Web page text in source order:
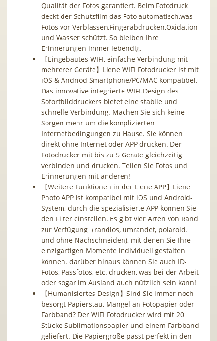
Qualität der Fotos garantiert. Beim Fotodruck
deckt der Schutzfilm das Foto automatisch,was
Fotos vor Verblassen,Fingerabdrücken,Oxidation
und Wasser schützt. So bleiben Ihre
Erinnerungen immer lebendig.
【Eingebautes WIFI, einfache Verbindung mit
mehrerer Geräte】Liene WIFI Fotodrucker ist mit
iOS & Andriod Smartphone/PC/MAC kompatibel.
Das innovative integrierte WIFI-Design des
Sofortbilddruckers bietet eine stabile und
schnelle Verbindung. Machen Sie sich keine
Sorgen mehr um die komplizierten
Internetbedingungen zu Hause. Sie können
direkt ohne Internet oder APP drucken. Der
Fotodrucker mit bis zu 5 Geräte gleichzeitig
verbinden und drucken. Teilen Sie Fotos und
Erinnerungen mit anderen!
【Weitere Funktionen in der Liene APP】Liene
Photo APP ist kompatibel mit iOS und Android-
System, durch die spezialisierte APP können Sie
den Filter einstellen. Es gibt vier Arten von Rand
zur Verfügung（randlos, umrandet, polaroid,
und ohne Nachschneiden), mit denen Sie Ihre
einzigartigen Momente individuell gestalten
können. darüber hinaus können Sie auch ID-
Fotos, Passfotos, etc. drucken, was bei der Arbeit
oder sogar im Ausland auch nützlich sein kann!
【Humanisiertes Design】Sind Sie immer noch
besorgt Papierstau, Mangel an Fotopapier oder
Farbband? Der WIFI Fotodrucker wird mit 20
Stücke Sublimationspapier und einem Farbband
geliefert. Die Papiergröße passt perfekt in den